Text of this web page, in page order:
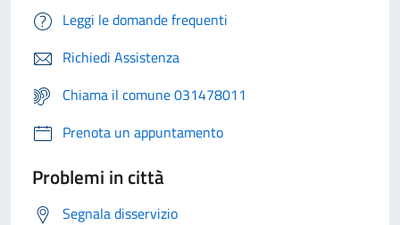
Leggi le domande frequenti
Richiedi Assistenza
Chiama il comune 031478011
Prenota un appuntamento
Problemi in città
Segnala disservizio